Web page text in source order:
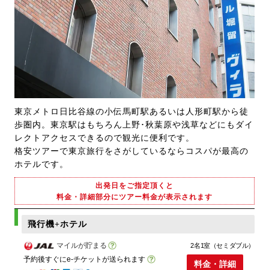
東京メトロ日比谷線の小伝馬町駅あるいは人形町駅から徒
歩圏内。東京駅はもちろん上野･秋葉原や浅草などにもダイ
レクトアクセスできるので観光に便利です。
格安ツアーで東京旅行をさがしているならコスパが最高の
ホテルです。
出発日をご指定頂くと
料金・詳細部分にツアー料金が表示されます
飛行機+ホテル
マイルが貯まる
予約後すぐにe-チケットが送られます
2名1室（セミダブル）
料金・詳細